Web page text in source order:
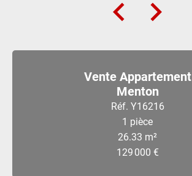
Vente Appartement
Menton
Réf. Y16216
1 pièce
26.33 m²
129 000 €